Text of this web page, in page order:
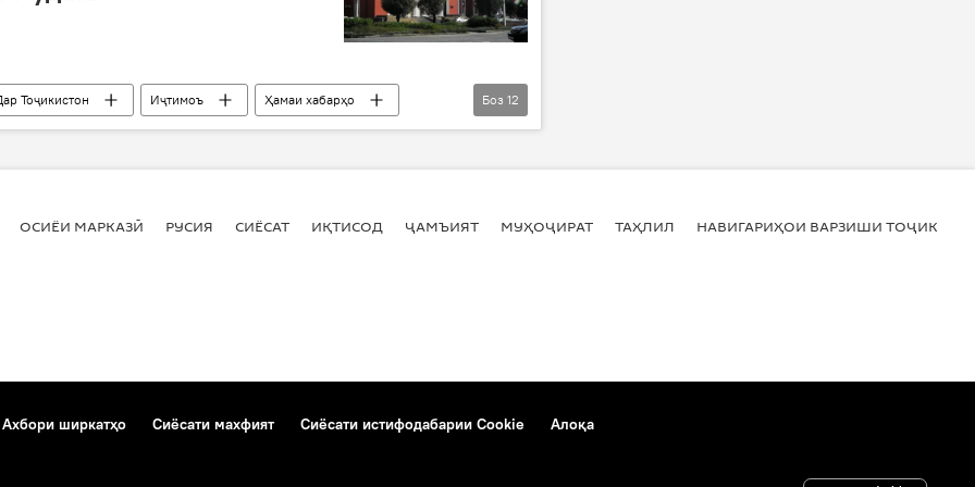
Тоҷикистон Иҷтимоъ
Ҳамаи хабарҳо
кӯчаи Фотеҳ Ниёзӣ
Қудратулло Файзуллоев
Боз 12
ОСИЁИ МАРКАЗӢ РУСИЯ СИЁСАТ ИҚТИСОД ҶАМЪИЯТ МУҲОҶИРАТ ТАҲЛИЛ НАВИГАРИҲОИ ВАРЗИШИ
Ахбори ширкатҳо Сиёсати махфият Сиёсати истифодабарии Cookie Алоқа